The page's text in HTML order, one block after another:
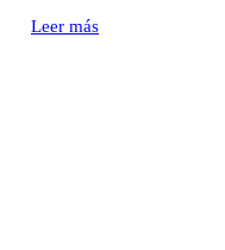
Leer más